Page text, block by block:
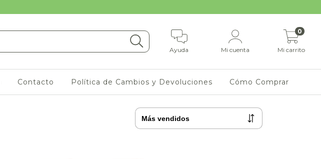
Ayuda Mi cuenta Mi carrito
0
Contacto Política de Cambios y Devoluciones Cómo Comprar